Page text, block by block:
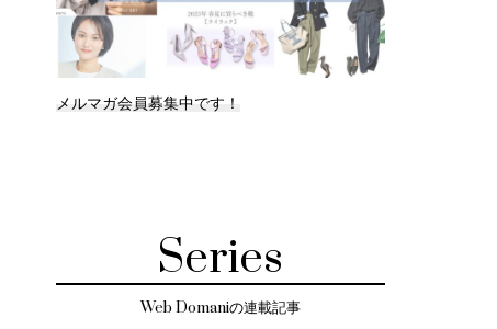
メルマガ会員募集中です！
Series
Web Domaniの連載記事